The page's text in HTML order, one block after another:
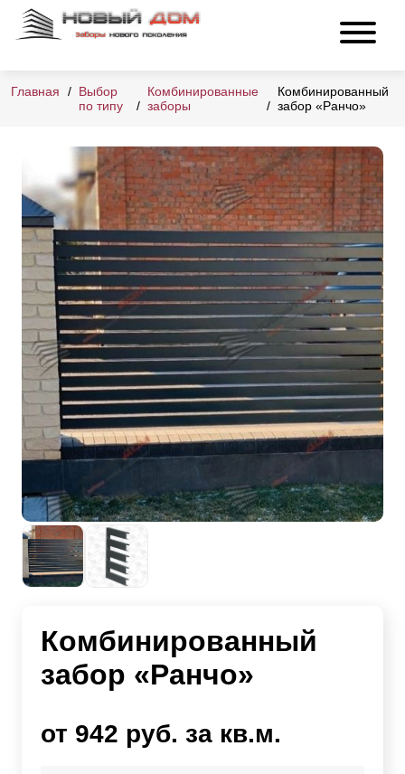
Главная
Выбор
по типу
Комбинированные
заборы
Комбинированный
забор «Ранчо»
Комбинированный
забор «Ранчо»
от 942 руб. за кв.м.